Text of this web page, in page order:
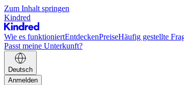
Zum Inhalt springen
Kindred
Wie es funktioniertEntdeckenPreiseHäufig gestellte
Passt meine Unterkunft?
Deutsch
Anmelden